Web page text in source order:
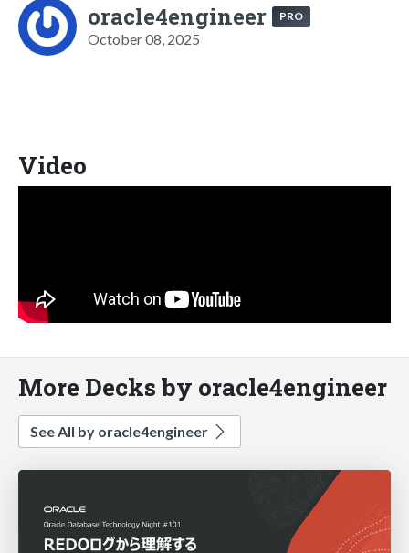
oracle4engineer PRO
October 08, 2025
Video
More Decks by oracle4engineer
See All by oracle4engineer